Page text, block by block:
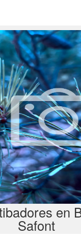
en
Safont